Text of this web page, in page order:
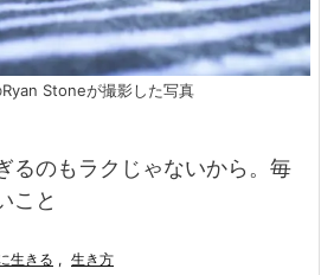
Stoneが撮影した写真
るのもラクじゃないから。毎
こと
生きる , 生き方